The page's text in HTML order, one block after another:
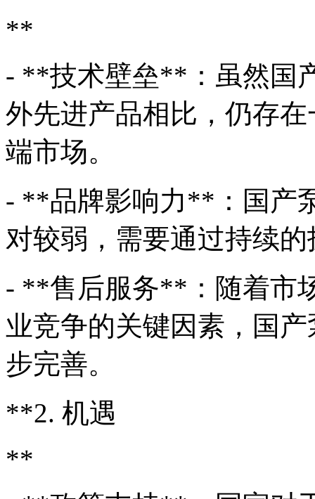
**
- **技术壁垒**：虽然国
外先进产品相比，仍存
端市场。
- **品牌影响力**：国产
对较弱，需要通过持续
- **售后服务**：随着市
业竞争的关键因素，国
步完善。
**2. 机遇
**